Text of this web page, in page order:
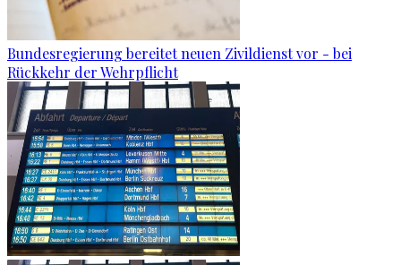
Bundesregierung bereitet neuen Zivildienst vor - bei
Rückkehr der Wehrpflicht